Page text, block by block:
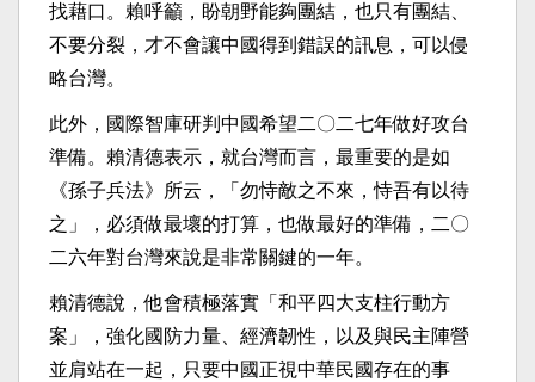
找藉口。賴呼籲，盼朝野能夠團結，也只有團結、
不要分裂，才不會讓中國得到錯誤的訊息，可以侵
略台灣。
此外，國際智庫研判中國希望二〇二七年做好攻台
準備。賴清德表示，就台灣而言，最重要的是如
《孫子兵法》所云，「勿恃敵之不來，恃吾有以待
之」，必須做最壞的打算，也做最好的準備，二〇
二六年對台灣來說是非常關鍵的一年。
賴清德說，他會積極落實「和平四大支柱行動方
案」，強化國防力量、經濟韌性，以及與民主陣營
並肩站在一起，只要中國正視中華民國存在的事